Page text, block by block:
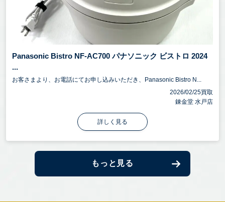
Panasonic Bistro NF-AC700 パナソニック ビストロ 2024
...
お客さまより、お電話にてお申し込みいただき、Panasonic Bistro N...
2026/02/25買取
錬金堂 水戸店
詳しく見る
もっと見る